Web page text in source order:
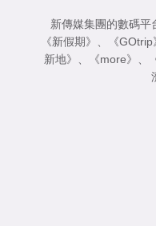
新傳媒集團的數碼平
《新假期》 、 《GOtrip
新地》 、 《more》 、